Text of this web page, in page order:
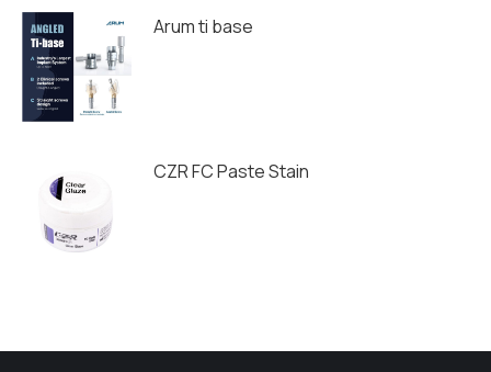
Arum ti base
CZR FC Paste Stain